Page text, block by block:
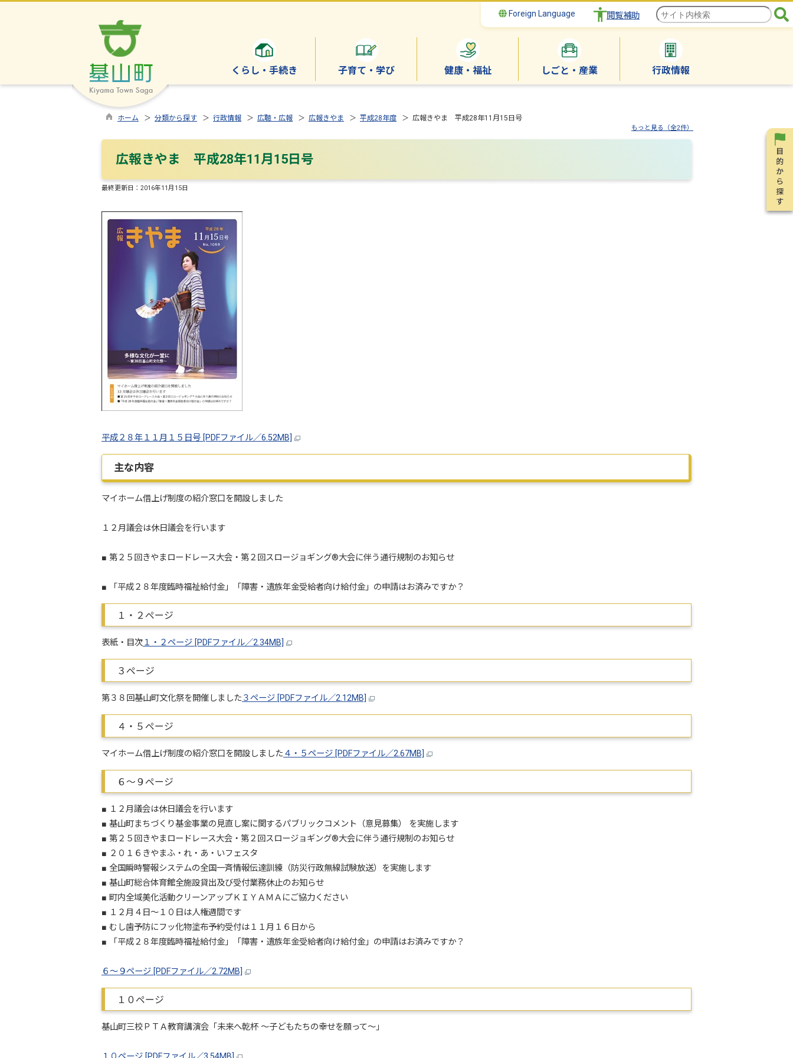
Foreign Language 閲覧補助
くらし・手続き 子育て・学び 健康・福祉 しごと・産業 行政情報
ホーム ＞ 分類から探す ＞ 行政情報 ＞ 広聴・広報 ＞ 広報きやま ＞ 平成28年度 ＞ 広報きやま 平成28年11月15日号
もっと見る（全2件）
広報きやま 平成28年11月15日号
最終更新日： 2016年11月15日
平成２８年１１月１５日号 [PDFファイル／6.52MB]
主な内容
マイホーム借上げ制度の紹介窓口を開設しました
１２月議会は休日議会を行います
■ 第２５回きやまロードレース大会・第２回スロージョギング®大会に伴う通行規制のお知らせ
■ 「平成２８年度臨時福祉給付金」「障害・遺族年金受給者向け給付金」の申請はお済みですか？
１・２ページ
表紙・目次１・２ページ [PDFファイル／2.34MB]
３ページ
第３８回基山町文化祭を開催しました ３ページ [PDFファイル／2.12MB]
４・５ページ
マイホーム借上げ制度の紹介窓口を開設しました ４・５ページ [PDFファイル／2.67MB]
６～９ページ
■ １２月議会は休日議会を行います
■ 基山町まちづくり基金事業の見直し案に関するパブリックコメント（意見募集） を実施します
■ 第２５回きやまロードレース大会・第２回スロージョギング®大会に伴う通行規制のお知らせ
■ ２０１６きやまふ・れ・あ・いフェスタ
■ 全国瞬時警報システムの全国一斉情報伝達訓練（防災行政無線試験放送）を実施します
■ 基山町総合体育館全施設貸出及び受付業務休止のお知らせ
■ 町内全域美化活動クリーンアップＫＩＹＡＭＡにご協力ください
■ １２月４日～１０日は人権週間です
■ むし歯予防にフッ化物塗布予約受付は１１月１６日から
■ 「平成２８年度臨時福祉給付金」「障害・遺族年金受給者向け給付金」の申請はお済みですか？
６～９ページ [PDFファイル／2.72MB]
１０ページ
基山町三校ＰＴＡ教育講演会「未来へ乾杯 ～子どもたちの幸せを願って～」